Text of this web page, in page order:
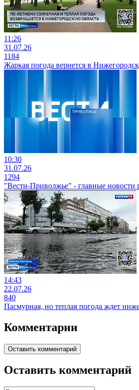
11:26
31.07.26
1184
Жаркая погода вернется в
10:30
31.07.26
1294
"Вести-Приволжье" - главные новости
14:43
22.07.26
840
Пасмурная, но теплая погода ждет
Комментарии
Оставить комментарий
Оставить комментарий